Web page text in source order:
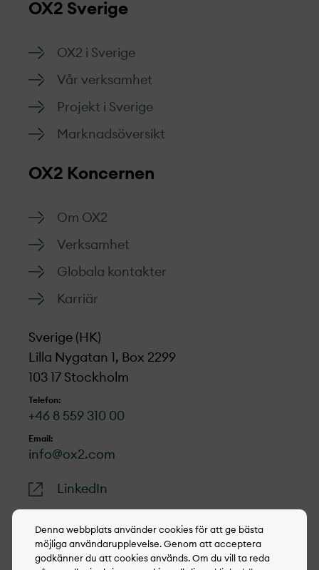
OX2 Sverige
OX2 i Sverige
Vår verksamhet
Projekt­ i Sverige
Marknads­översikt
OX2 Koncernen
Om OX2
Verksamhet
Globala kontakter
Karriär
Sverige (HK)
Lilla Nygatan 1, Box 2299
103 17 Stockholm
Telefon:
+46 8 559 310 00
Email:
info@ox2.com
LinkedIn
Denna webbplats använder cookies för att ge bästa
möjliga användarupplevelse. Genom att acceptera
godkänner du att cookies används. Om du vill ta reda